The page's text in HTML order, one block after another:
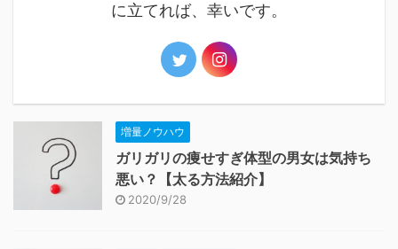
に立てれば、幸いです。
増量ノウハウ
ガリガリの痩せすぎ体型の男女は気持ち
悪い？【太る方法紹介】
2020/9/28